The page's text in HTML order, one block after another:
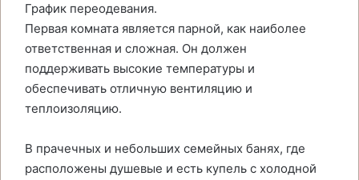
График переодевания.
Первая комната является парной, как наиболее
ответственная и сложная. Он должен
поддерживать высокие температуры и
обеспечивать отличную вентиляцию и
теплоизоляцию.
В прачечных и небольших семейных банях, где
расположены душевые и есть купель с холодной